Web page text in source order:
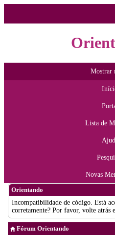
Mostrar
Lista de
Novas
Orientando
Incompatibilidade de código. Está
corretamente? Por favor, volte atrás
Fórum Orientando